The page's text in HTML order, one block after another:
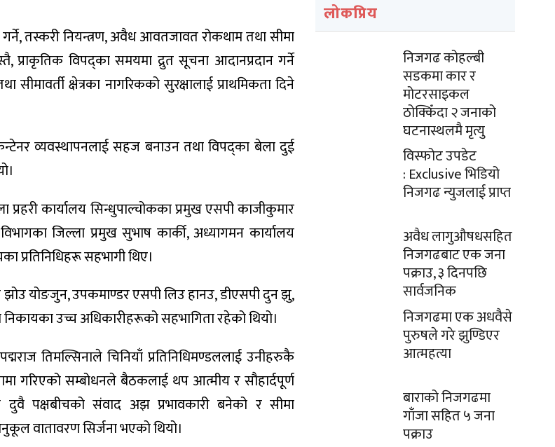
तस्करी नियन्त्रण, अवैध आवतजावत रोकथाम तथा सीमा
विपद्का समयमा द्रुत सूचना आदानप्रदान गर्ने
क्षेत्रका नागरिकको सुरक्षालाई प्राथमिकता दिने
कन्टेनर व्यवस्थापनलाई सहज बनाउन तथा विपद्का बेला दुई
कार्यालय सिन्धुपाल्चोकका प्रमुख एसपी काजीकुमार
जिल्ला प्रमुख सुभाष कार्की, अध्यागमन कार्यालय
प्रतिनिधिहरू सहभागी थिए।
झोउ योङजुन, उपकमाण्डर एसपी लिउ हानउ, डीएसपी दुन झु,
निकायका उच्च अधिकारीहरूको सहभागिता रहेको थियो।
तिमल्सिनाले चिनियाँ प्रतिनिधिमण्डललाई उनीहरुकै
गरिएको सम्बोधनले बैठकलाई थप आत्मीय र सौहार्दपूर्ण
पक्षबीचको संवाद अझ प्रभावकारी बनेको र सीमा
वातावरण सिर्जना भएको थियो।
लोकप्रिय
निजगढ कोहल्बी
सडकमा कार र
मोटरसाइकल
ठोक्किँदा २ जनाको
घटनास्थलमै मृत्यु
विस्फोट उपडेट
: Exclusive भिडियो
निजगढ न्युजलाई प्राप्त
अवैध लागुऔषधसहित
निजगढबाट एक जना
पक्राउ, ३ दिनपछि
सार्वजनिक
निजगढमा एक अधवैसे
पुरुषले गरे झुण्डिएर
आत्महत्या
बाराको निजगढमा
गाँजा सहित ५ जना
पक्राउ